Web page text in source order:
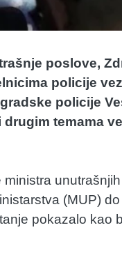
poslove,
policije
policije
temama
(MUP)
pokazalo kao